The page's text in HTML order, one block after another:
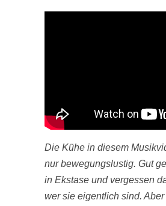
Die Kühe in diesem
nur bewegungslustig. Gut
in Ekstase und vergessen
wer sie eigentlich sind.